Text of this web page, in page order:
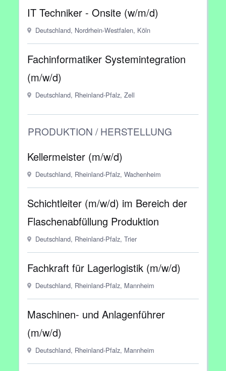
IT Techniker - Onsite (w/m/d)
Deutschland, Nordrhein-Westfalen, Köln
Fachinformatiker Systemintegration
(m/w/d)
Deutschland, Rheinland-Pfalz, Zell
PRODUKTION / HERSTELLUNG
Kellermeister (m/w/d)
Deutschland, Rheinland-Pfalz, Wachenheim
Schichtleiter (m/w/d) im Bereich der
Flaschenabfüllung Produktion
Deutschland, Rheinland-Pfalz, Trier
Fachkraft für Lagerlogistik (m/w/d)
Deutschland, Rheinland-Pfalz, Mannheim
Maschinen- und Anlagenführer
(m/w/d)
Deutschland, Rheinland-Pfalz, Mannheim